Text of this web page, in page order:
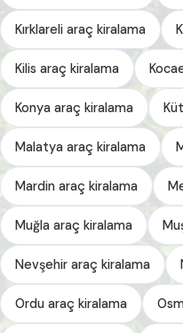
Kırklareli araç kiralama
Kilis araç kiralama
Konya araç kiralama
Malatya araç kiralama
Mardin araç kiralama
Muğla araç kiralama
Nevşehir araç kiralama
Ordu araç kiralama